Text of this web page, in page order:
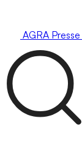
AGRA Presse